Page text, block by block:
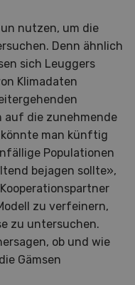
nutzen, um die
Denn ähnlich
sich Leuggers
Klimadaten
auf die zunehmende
könnte man künftig
Populationen
bejagen sollte»,
zu verfeinern,
zu untersuchen.
ob und wie
Gämsen